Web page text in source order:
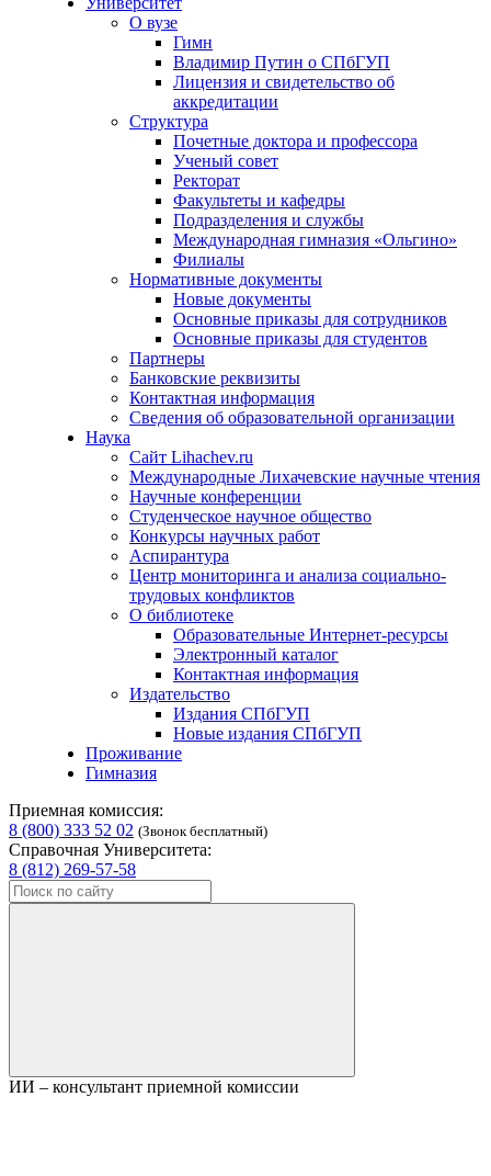
О вузе
Гимн
Владимир Путин о СПбГУП
Лицензия и свидетельство об
аккредитации
Структура
Почетные доктора и профессора
Ученый совет
Ректорат
Факультеты и кафедры
Подразделения и службы
Международная гимназия «Ольгино»
Филиалы
Нормативные документы
Новые документы
Основные приказы для сотрудников
Основные приказы для студентов
Партнеры
Банковские реквизиты
Контактная информация
Сведения об образовательной организации
Наука
Сайт Lihachev.ru
Международные Лихачевские научные чтения
Научные конференции
Студенческое научное общество
Конкурсы научных работ
Аспирантура
Центр мониторинга и анализа социально-
трудовых конфликтов
О библиотеке
Образовательные Интернет-ресурсы
Электронный каталог
Контактная информация
Издательство
Издания СПбГУП
Новые издания СПбГУП
Проживание
Гимназия
Приемная комиссия:
8 (800) 333 52 02 (Звонок бесплатный)
Справочная Университета:
8 (812) 269-57-58
ИИ – консультант приемной комиссии